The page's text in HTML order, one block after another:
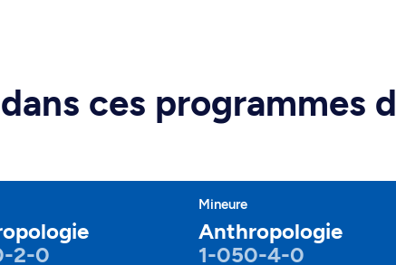
ces programmes
2-0
Mineure
Anthropologie
1-050-4-0